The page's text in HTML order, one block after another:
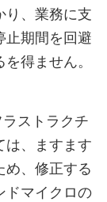
り、業務に支
止期間を回避
得ません。
ストラクチ
は、ますます
め、修正する
ドマイクロの